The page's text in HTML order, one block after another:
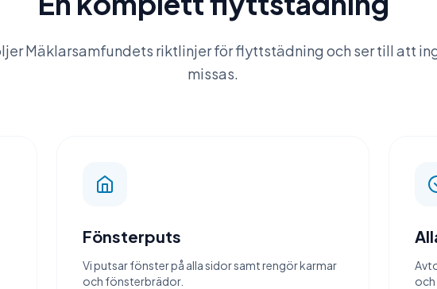
Mäklarsamfundets riktlinjer för flyttstädning och ser till att
missas.
Fönsterputs
Vi putsar fönster på alla sidor samt rengör karmar
och fönsterbrädor.
och